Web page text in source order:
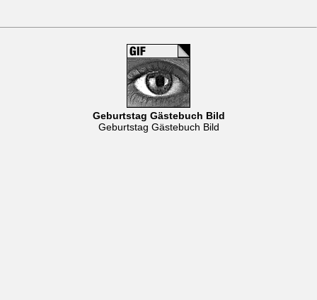
Geburtstag Gästebuch Bild
Geburtstag Gästebuch Bild